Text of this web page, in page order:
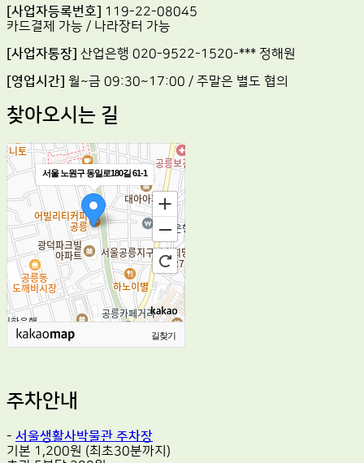
[사업자등록번호] 119-22-08045
카드결제 가능 / 나라장터 가능
[사업자통장] 산업은행 020-9522-1520-*** 정해원
[영업시간] 월~금 09:30~17:00 / 주말은 별도 협의
찾아오시는 길
서울 노원구 동일로180길 61-1
길찾기
주차안내
- 서울생활사박물관 주차장
기본 1,200원 (최초30분까지)